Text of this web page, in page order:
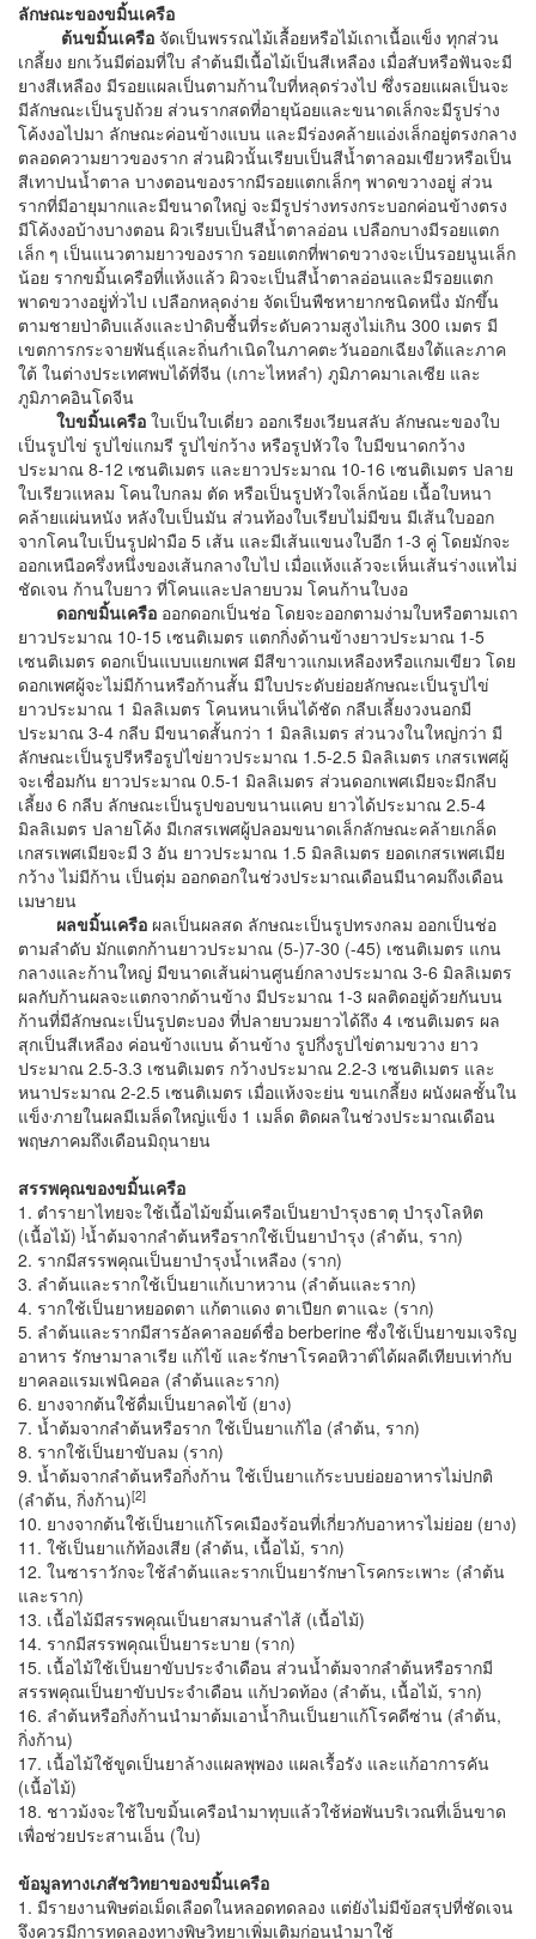
ลักษณะของขมิ้นเครือ
ต้นขมิ้นเครือ จัดเป็นพรรณไม้เลื้อยหรือไม้เถาเนื้อแข็ง ทุกส่วน
เกลี้ยง ยกเว้นมีต่อมที่ใบ ลำต้นมีเนื้อไม้เป็นสีเหลือง เมื่อสับหรือฟันจะมี
ยางสีเหลือง มีรอยแผลเป็นตามก้านใบที่หลุดร่วงไป ซึ่งรอยแผลเป็นจะ
มีลักษณะเป็นรูปถ้วย ส่วนรากสดที่อายุน้อยและขนาดเล็กจะมีรูปร่าง
โค้งงอไปมา ลักษณะค่อนข้างแบน และมีร่องคล้ายแอ่งเล็กอยู่ตรงกลาง
ตลอดความยาวของราก ส่วนผิวนั้นเรียบเป็นสีน้ำตาลอมเขียวหรือเป็น
สีเทาปนน้ำตาล บางตอนของรากมีรอยแตกเล็กๆ พาดขวางอยู่ ส่วน
รากที่มีอายุมากและมีขนาดใหญ่ จะมีรูปร่างทรงกระบอกค่อนข้างตรง
มีโค้งงอบ้างบางตอน ผิวเรียบเป็นสีน้ำตาลอ่อน เปลือกบางมีรอยแตก
เล็ก ๆ เป็นแนวตามยาวของราก รอยแตกที่พาดขวางจะเป็นรอยนูนเล็ก
น้อย รากขมิ้นเครือที่แห้งแล้ว ผิวจะเป็นสีน้ำตาลอ่อนและมีรอยแตก
พาดขวางอยู่ทั่วไป เปลือกหลุดง่าย จัดเป็นพืชหายากชนิดหนึ่ง มักขึ้น
ตามชายป่าดิบแล้งและป่าดิบชื้นที่ระดับความสูงไม่เกิน 300 เมตร มี
เขตการกระจายพันธุ์และถิ่นกำเนิดในภาคตะวันออกเฉียงใต้และภาค
ใต้ ในต่างประเทศพบได้ที่จีน (เกาะไหหลำ) ภูมิภาคมาเลเซีย และ
ภูมิภาคอินโดจีน
ใบขมิ้นเครือ ใบเป็นใบเดี่ยว ออกเรียงเวียนสลับ ลักษณะของใบ
เป็นรูปไข่ รูปไข่แกมรี รูปไข่กว้าง หรือรูปหัวใจ ใบมีขนาดกว้าง
ประมาณ 8-12 เซนติเมตร และยาวประมาณ 10-16 เซนติเมตร ปลาย
ใบเรียวแหลม โคนใบกลม ตัด หรือเป็นรูปหัวใจเล็กน้อย เนื้อใบหนา
คล้ายแผ่นหนัง หลังใบเป็นมัน ส่วนท้องใบเรียบไม่มีขน มีเส้นใบออก
จากโคนใบเป็นรูปฝ่ามือ 5 เส้น และมีเส้นแขนงใบอีก 1-3 คู่ โดยมักจะ
ออกเหนือครึ่งหนึ่งของเส้นกลางใบไป เมื่อแห้งแล้วจะเห็นเส้นร่างแหไม่
ชัดเจน ก้านใบยาว ที่โคนและปลายบวม โคนก้านใบงอ
ดอกขมิ้นเครือ ออกดอกเป็นช่อ โดยจะออกตามง่ามใบหรือตามเถา
ยาวประมาณ 10-15 เซนติเมตร แตกกิ่งด้านข้างยาวประมาณ 1-5
เซนติเมตร ดอกเป็นแบบแยกเพศ มีสีขาวแกมเหลืองหรือแกมเขียว โดย
ดอกเพศผู้จะไม่มีก้านหรือก้านสั้น มีใบประดับย่อยลักษณะเป็นรูปไข่
ยาวประมาณ 1 มิลลิเมตร โคนหนาเห็นได้ชัด กลีบเลี้ยงวงนอกมี
ประมาณ 3-4 กลีบ มีขนาดสั้นกว่า 1 มิลลิเมตร ส่วนวงในใหญ่กว่า มี
ลักษณะเป็นรูปรีหรือรูปไข่ยาวประมาณ 1.5-2.5 มิลลิเมตร เกสรเพศผู้
จะเชื่อมกัน ยาวประมาณ 0.5-1 มิลลิเมตร ส่วนดอกเพศเมียจะมีกลีบ
เลี้ยง 6 กลีบ ลักษณะเป็นรูปขอบขนานแคบ ยาวได้ประมาณ 2.5-4
มิลลิเมตร ปลายโค้ง มีเกสรเพศผู้ปลอมขนาดเล็กลักษณะคล้ายเกล็ด
เกสรเพศเมียจะมี 3 อัน ยาวประมาณ 1.5 มิลลิเมตร ยอดเกสรเพศเมีย
กว้าง ไม่มีก้าน เป็นตุ่ม ออกดอกในช่วงประมาณเดือนมีนาคมถึงเดือน
เมษายน
ผลขมิ้นเครือ ผลเป็นผลสด ลักษณะเป็นรูปทรงกลม ออกเป็นช่อ
ตามลำดับ มักแตกก้านยาวประมาณ (5-)7-30 (-45) เซนติเมตร แกน
กลางและก้านใหญ่ มีขนาดเส้นผ่านศูนย์กลางประมาณ 3-6 มิลลิเมตร
ผลกับก้านผลจะแตกจากด้านข้าง มีประมาณ 1-3 ผลติดอยู่ด้วยกันบน
ก้านที่มีลักษณะเป็นรูปตะบอง ที่ปลายบวมยาวได้ถึง 4 เซนติเมตร ผล
สุกเป็นสีเหลือง ค่อนข้างแบน ด้านข้าง รูปกึ่งรูปไข่ตามขวาง ยาว
ประมาณ 2.5-3.3 เซนติเมตร กว้างประมาณ 2.2-3 เซนติเมตร และ
หนาประมาณ 2-2.5 เซนติเมตร เมื่อแห้งจะย่น ขนเกลี้ยง ผนังผลชั้นใน
แข็ง ภายในผลมีเมล็ดใหญ่แข็ง 1 เมล็ด ติดผลในช่วงประมาณเดือน
พฤษภาคมถึงเดือนมิถุนายน
สรรพคุณของขมิ้นเครือ
1. ตำรายาไทยจะใช้เนื้อไม้ขมิ้นเครือเป็นยาบำรุงธาตุ บำรุงโลหิต
(เนื้อไม้) ]น้ำต้มจากลำต้นหรือรากใช้เป็นยาบำรุง (ลำต้น, ราก)
2. รากมีสรรพคุณเป็นยาบำรุงน้ำเหลือง (ราก)
3. ลำต้นและรากใช้เป็นยาแก้เบาหวาน (ลำต้นและราก)
4. รากใช้เป็นยาหยอดตา แก้ตาแดง ตาเปียก ตาแฉะ (ราก)
5. ลำต้นและรากมีสารอัลคาลอยด์ชื่อ berberine ซึ่งใช้เป็นยาขมเจริญ
อาหาร รักษามาลาเรีย แก้ไข้ และรักษาโรคอหิวาต์ได้ผลดีเทียบเท่ากับ
ยาคลอแรมเฟนิคอล (ลำต้นและราก)
6. ยางจากต้นใช้ดื่มเป็นยาลดไข้ (ยาง)
7. น้ำต้มจากลำต้นหรือราก ใช้เป็นยาแก้ไอ (ลำต้น, ราก)
8. รากใช้เป็นยาขับลม (ราก)
9. น้ำต้มจากลำต้นหรือกิ่งก้าน ใช้เป็นยาแก้ระบบย่อยอาหารไม่ปกติ
(ลำต้น, กิ่งก้าน)[2]
10. ยางจากต้นใช้เป็นยาแก้โรคเมืองร้อนที่เกี่ยวกับอาหารไม่ย่อย (ยาง)
11. ใช้เป็นยาแก้ท้องเสีย (ลำต้น, เนื้อไม้, ราก)
12. ในซาราวักจะใช้ลำต้นและรากเป็นยารักษาโรคกระเพาะ (ลำต้น
และราก)
13. เนื้อไม้มีสรรพคุณเป็นยาสมานลำไส้ (เนื้อไม้)
14. รากมีสรรพคุณเป็นยาระบาย (ราก)
15. เนื้อไม้ใช้เป็นยาขับประจำเดือน ส่วนน้ำต้มจากลำต้นหรือรากมี
สรรพคุณเป็นยาขับประจำเดือน แก้ปวดท้อง (ลำต้น, เนื้อไม้, ราก)
16. ลำต้นหรือกิ่งก้านนำมาต้มเอาน้ำกินเป็นยาแก้โรคดีซ่าน (ลำต้น,
กิ่งก้าน)
17. เนื้อไม้ใช้ขูดเป็นยาล้างแผลพุพอง แผลเรื้อรัง และแก้อาการคัน
(เนื้อไม้)
18. ชาวม้งจะใช้ใบขมิ้นเครือนำมาทุบแล้วใช้ห่อพันบริเวณที่เอ็นขาด
เพื่อช่วยประสานเอ็น (ใบ)
ข้อมูลทางเภสัชวิทยาของขมิ้นเครือ
1. มีรายงานพิษต่อเม็ดเลือดในหลอดทดลอง แต่ยังไม่มีข้อสรุปที่ชัดเจน
จึงควรมีการทดลองทางพิษวิทยาเพิ่มเติมก่อนนำมาใช้